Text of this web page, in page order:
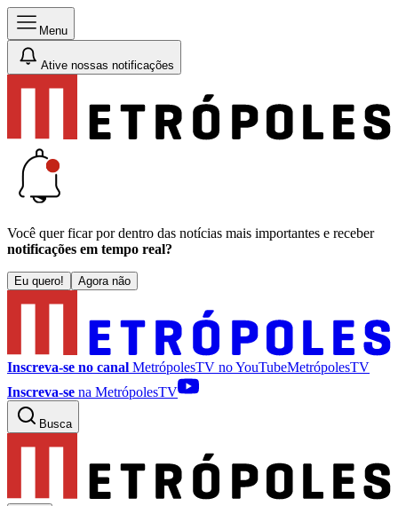
Menu
Ative nossas notificações
Você quer ficar por dentro das notícias mais importantes e receber
notificações em tempo real?
Eu quero! Agora não
Inscreva-se no canal MetrópolesTV noYouTubeMetrópolesTV
Inscreva-se na MetrópolesTV
Busca